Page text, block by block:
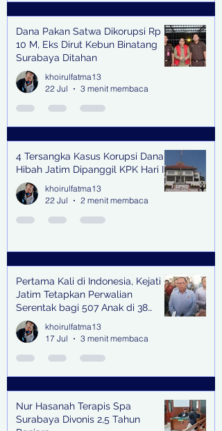
Dana Pakan Satwa Dikorupsi Rp
10 M, Eks Dirut Kebun Binatang
Surabaya Ditahan
khoirulfatma13
22 Jul
3 menit membaca
4 Tersangka Kasus Korupsi Dana
Hibah Jatim Dipanggil KPK Hari Ini
khoirulfatma13
22 Jul
2 menit membaca
Pertama Kali di Indonesia, Kejati
Jatim Tetapkan Perwalian
Serentak bagi 507 Anak di 38
Kabupaten & Kota
khoirulfatma13
17 Jul
3 menit membaca
Nur Hasanah Terapis Spa
Surabaya Divonis 2,5 Tahun